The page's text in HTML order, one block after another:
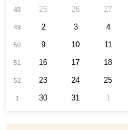
48
25 26 27
49 2 3 4
50 9 10 11
51 16 17 18
52 23 24 25
1 30 31 1